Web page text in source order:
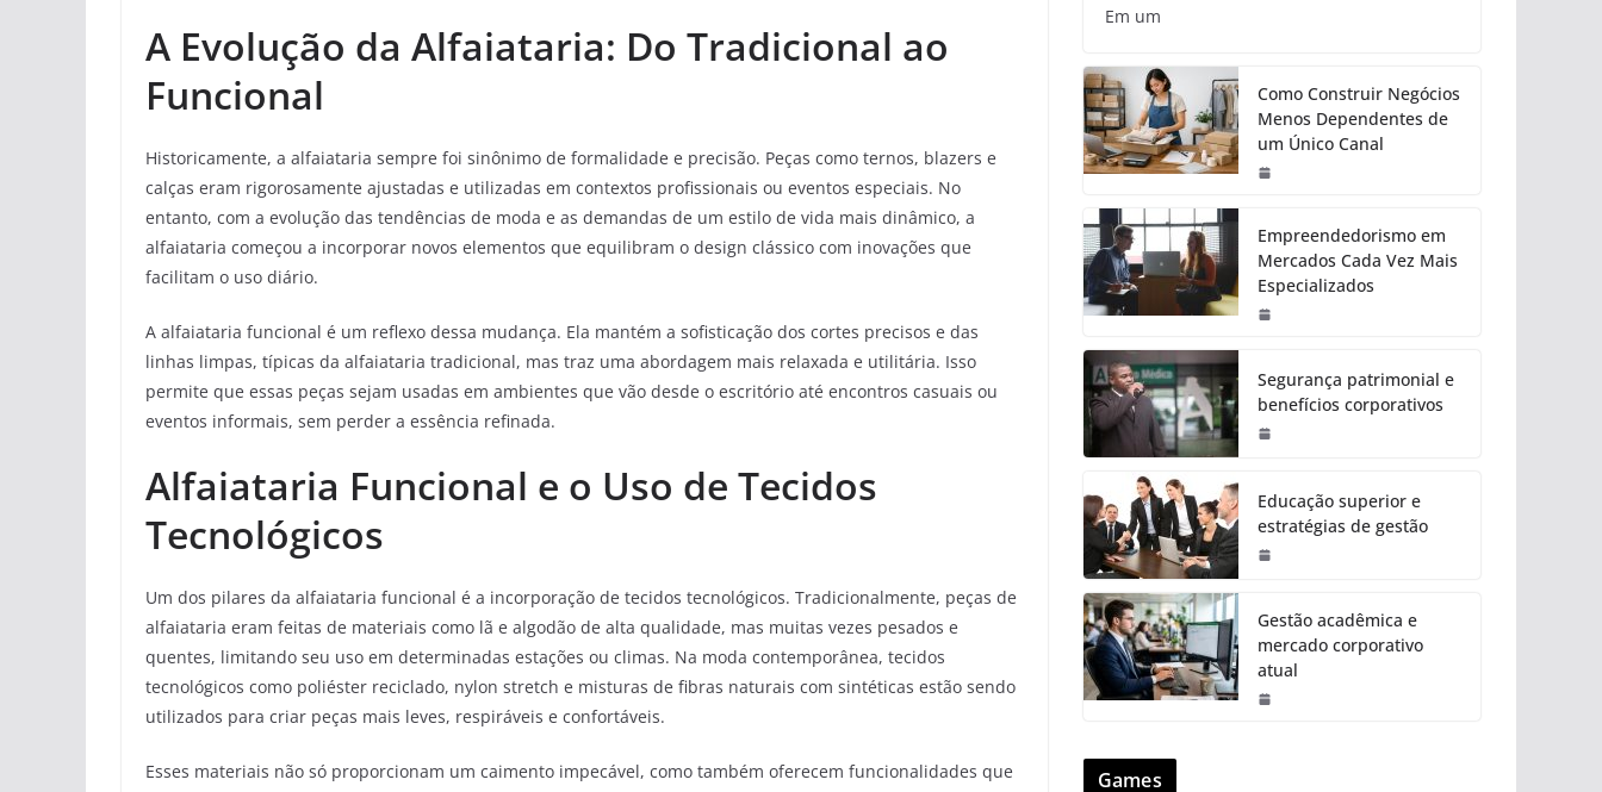
A Evolução da Alfaiataria: Do Tradicional ao
Funcional
Historicamente, a alfaiataria sempre foi sinônimo de formalidade e precisão. Peças como ternos, blazers e
calças eram rigorosamente ajustadas e utilizadas em contextos profissionais ou eventos especiais. No
entanto, com a evolução das tendências de moda e as demandas de um estilo de vida mais dinâmico, a
alfaiataria começou a incorporar novos elementos que equilibram o design clássico com inovações que
facilitam o uso diário.
A alfaiataria funcional é um reflexo dessa mudança. Ela mantém a sofisticação dos cortes precisos e das
linhas limpas, típicas da alfaiataria tradicional, mas traz uma abordagem mais relaxada e utilitária. Isso
permite que essas peças sejam usadas em ambientes que vão desde o escritório até encontros casuais ou
eventos informais, sem perder a essência refinada.
Alfaiataria Funcional e o Uso de Tecidos
Tecnológicos
Um dos pilares da alfaiataria funcional é a incorporação de tecidos tecnológicos. Tradicionalmente, peças de
alfaiataria eram feitas de materiais como lã e algodão de alta qualidade, mas muitas vezes pesados e
quentes, limitando seu uso em determinadas estações ou climas. Na moda contemporânea, tecidos
tecnológicos como poliéster reciclado, nylon stretch e misturas de fibras naturais com sintéticas estão sendo
utilizados para criar peças mais leves, respiráveis e confortáveis.
Esses materiais não só proporcionam um caimento impecável, como também oferecem funcionalidades que
Em um
Como Construir Negócios
Menos Dependentes de
um Único Canal
Empreendedorismo em
Mercados Cada Vez Mais
Especializados
Segurança patrimonial e
benefícios corporativos
Educação superior e
estratégias de gestão
Gestão acadêmica e
mercado corporativo
atual
Games